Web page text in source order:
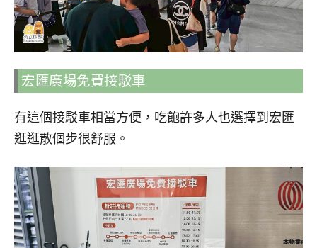
宏匯廣場免費接駁車
有這個接駁車相當方便，吃飽許多人也選擇到宏匯
逛逛散個步很舒服。